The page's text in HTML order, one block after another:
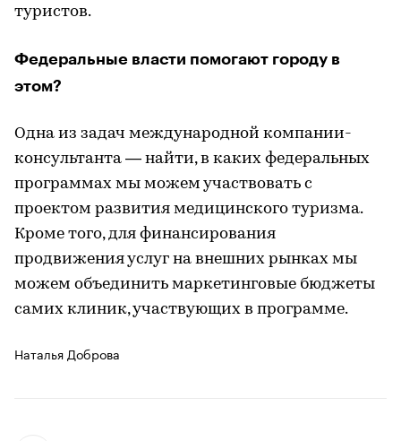
туристов.
Федеральные власти помогают городу в
этом?
Одна из задач международной компании-
консультанта — найти, в каких федеральных
программах мы можем участвовать с
проектом развития медицинского туризма.
Кроме того, для финансирования
продвижения услуг на внешних рынках мы
можем объединить маркетинговые бюджеты
самих клиник, участвующих в программе.
Наталья Доброва